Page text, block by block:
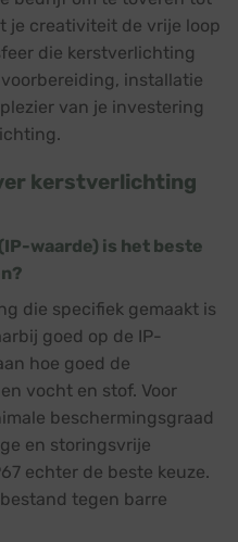
je creativiteit de vrije loop
die kerstverlichting
installatie
van je investering
kerstverlichting
waarde) is het beste
die specifiek gemaakt is
goed op de IP-
hoe goed de
vocht en stof. Voor
beschermingsgraad
en storingsvrije
echter de beste keuze.
tegen barre